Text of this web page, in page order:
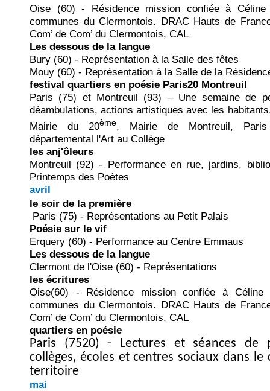
Oise (60) - Résidence mission confiée à
communes du Clermontois. DRAC Hauts de
Com’ de Com’ du Clermontois, CAL
Les dessous de la langue
Bury (60) - Représentation à la Salle des fêtes
Mouy (60) - Représentation à la Salle de la
festival quartiers en poésie Paris20 Montreuil
Paris (75) et Montreuil (93) – Une semaine de
déambulations, actions artistiques avec les
Mairie du 20ème, Mairie de Montreuil,
départemental l'Art au Collège
les anj'ôleurs
Montreuil (92) - Performance en rue, jardins,
Printemps des Poètes
avril
le soir de la première
Paris (75) - Représentations au Petit Palais
Poésie sur le vif
Erquery (60) - Performance au Centre Emmaus
Les dessous de la langue
Clermont de l'Oise (60) - Représentations
les écritures
Oise(60) - Résidence mission confiée à
communes du Clermontois. DRAC Hauts de
Com’ de Com’ du Clermontois, CAL
quartiers en poésie
Paris (7520) - Lectures et séances de
collèges, écoles et centres sociaux dans
territoire
mai